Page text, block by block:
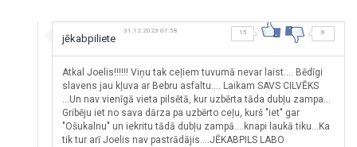
jēkabpiliete
31.12.2023 07:58 15 8
Atkal Joelis!!!!!! Viņu tak ceļiem tuvumā nevar laist.... Bēdīgi
slavens jau kļuva ar Bebru asfaltu.... Laikam SAVS CILVĒKS
...Un nav vienīgā vieta pilsētā, kur uzbērta tāda dubļu zampa...
Gribēju iet no sava dārza pa uzbērto ceļu, kurš "iet" gar
"Ošukalnu" un iekritu tādā dubļu zampā....knapi laukā tiku...Ka
tik tur arī Joelis nav pastrādājis....JĒKABPILS LABO